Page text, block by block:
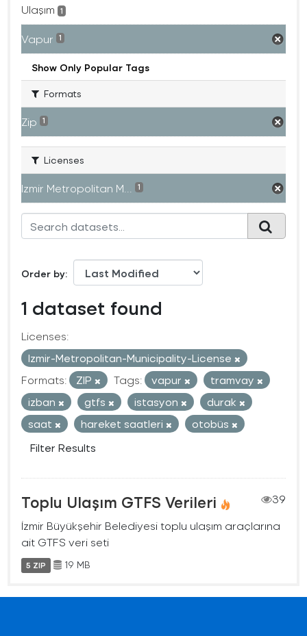
Ulaşım 1
Vapur 1
Show Only Popular Tags
Formats
Zip 1
Licenses
Izmir Metropolitan M... 1
Order by
1 dataset found
Licenses:
Izmir-Metropolitan-Municipality-License
Formats:
ZIP Tags: vapur
tramvay
izban
gtfs istasyon
durak
saat
hareket saatleri
otobüs
Filter Results
Toplu Ulaşım GTFS Verileri
39
İzmir Büyükşehir Belediyesi toplu ulaşım araçlarına
ait GTFS veri seti
5 ZIP 19 MB